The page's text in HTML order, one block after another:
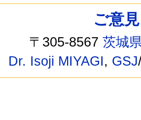
ご意
〒305-8567茨城
Dr. Isoji MIYAGI, GSJ